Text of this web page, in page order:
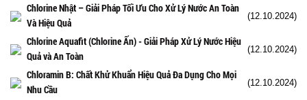
Chlorine Nhật – Giải Pháp Tối Ưu Cho Xử Lý Nước An Toàn
Và Hiệu Quả
(12.10.2024)
Chlorine Aquafit (Chlorine Ấn) - Giải Pháp Xử Lý Nước Hiệu
Quả và An Toàn
(12.10.2024)
Chloramin B: Chất Khử Khuẩn Hiệu Quả Đa Dụng Cho Mọi
Nhu Cầu
(12.10.2024)